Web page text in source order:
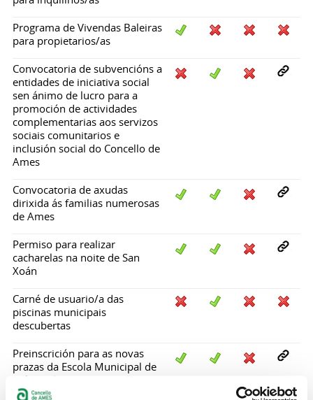
Programa de Vivendas Baleiras
para propietarios/as
Convocatoria de subvencións a
entidades de iniciativa social
sen ánimo de lucro para a
promoción de actividades
complementarias aos servizos
sociais comunitarios e
inclusión social do Concello de
Ames
Convocatoria de axudas
dirixida ás familias numerosas
de Ames
Permiso para realizar
cacharelas na noite de San
Xoán
Carné de usuario/a das
piscinas municipais
descubertas
Preinscrición para as novas
prazas da Escola Municipal de
Música de Ames